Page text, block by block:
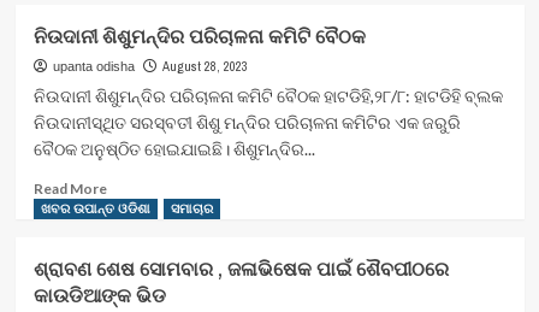
ପରେ
ସରକାରୀ
ସହାୟତାରୁ
ବଞ୍ଚିତ
କାଶିନାଥ
ନିଉଦାନୀ ଶିଶୁମନ୍ଦିର ପରିଚାଳନା କମିଟି ବୈଠକ
upanta odisha August 28, 2023
ନିଉଦାନୀ ଶିଶୁମନ୍ଦିର ପରିଚାଳନା କମିଟି ବୈଠକ ହାଟଡିହି,୨୮/୮: ହାଟଡିହି ବ୍ଲକ
ନିଉଦାନୀସ୍ଥିତ ସରସ୍ବତୀ ଶିଶୁ ମନ୍ଦିର ପରିଚାଳନା କମିଟିର ଏକ ଜରୁରି
ବୈଠକ ଅନୁଷ୍ଠିତ ହୋଇଯାଇଛି। ଶିଶୁମନ୍ଦିର...
Read MoreRead
more
ଶିଶୁମନ୍ଦିର
ପରିଚାଳନା
ଖବର ଉପାନ୍ତ ଓଡିଶା ସମାଚାର
ଶ୍ରାବଣ ଶେଷ ସୋମବାର , ଜଳାଭିଷେକ ପାଇଁ ଶୈବପୀଠରେ
କାଉଡିଆଙ୍କ ଭିଡ